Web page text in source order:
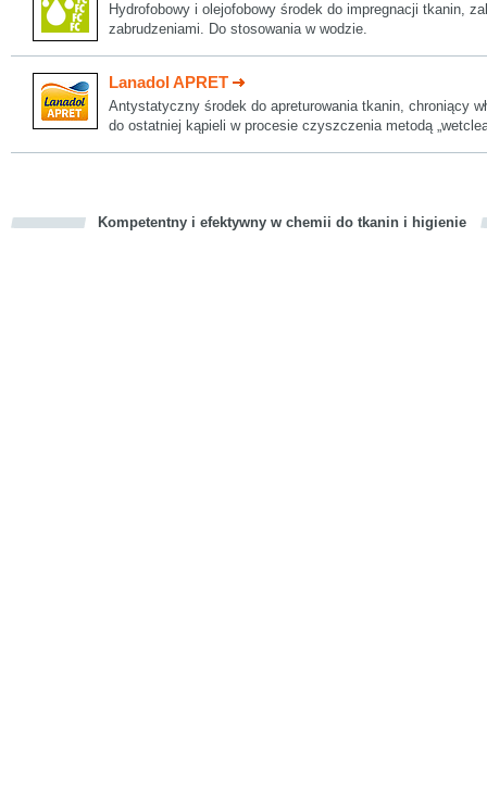
Hydrofobowy i olejofobowy środek do impregnacji tkanin,
zabrudzeniami. Do stosowania w wodzie.
Lanadol APRET
Antystatyczny środek do apreturowania tkanin, chroniący
do ostatniej kąpieli w procesie czyszczenia metodą
Kompetentny i efektywny w chemii do tkanin i higienie